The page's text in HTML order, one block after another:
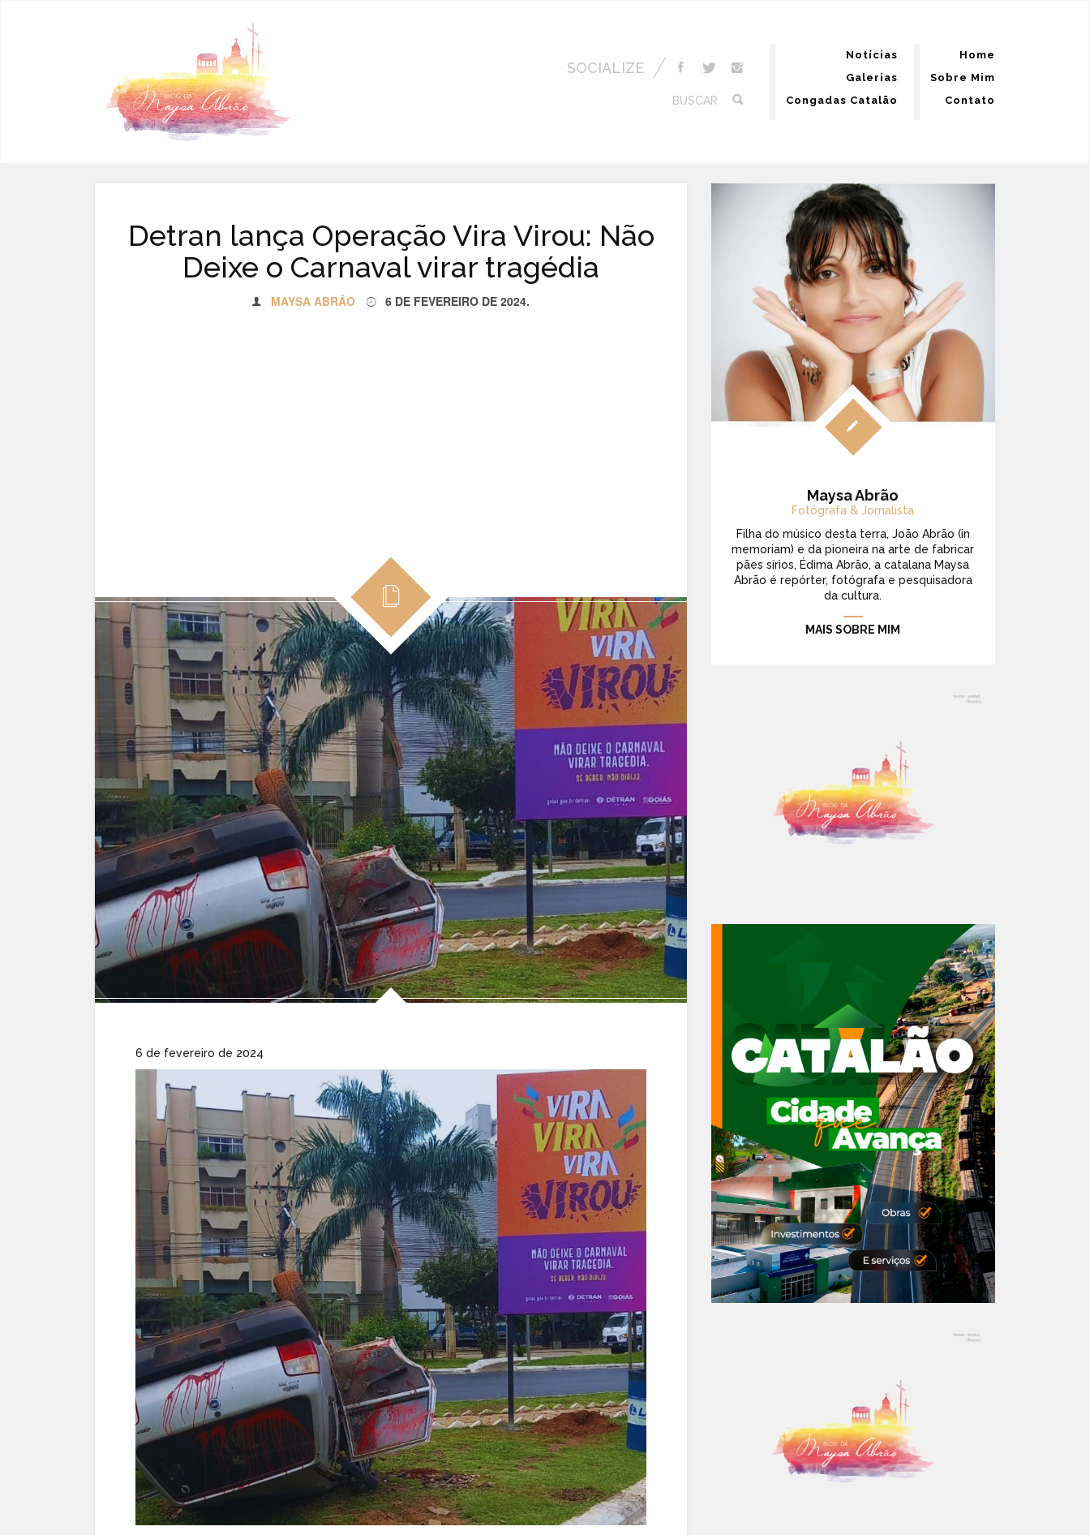
SOCIALIZE
BUSCAR
Notícias
Galerias
Congadas Catalão
Home
Sobre Mim
Contato
Detran lança Operação Vira Virou: Não
Deixe o Carnaval virar tragédia
MAYSA ABRÃO 6 DE FEVEREIRO DE 2024.
6 de fevereiro de 2024
Maysa Abrão
Fotógrafa & Jornalista
Filha do músico desta terra, João Abrão (in
memoriam) e da pioneira na arte de fabricar
pães sírios, Édima Abrão, a catalana Maysa
Abrão é repórter, fotógrafa e pesquisadora
da cultura.
MAIS SOBRE MIM